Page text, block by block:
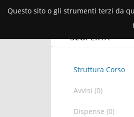
Questo sito o gli strumenti terzi da
SCOPERTA
Struttura Corso
Avvisi (0)
Dispense (0)